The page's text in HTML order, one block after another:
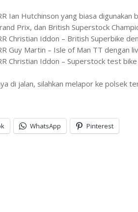
Ian Hutchinson yang biasa digunakan
Prix, dan British Superstock
Christian Iddon – British Superbike
Guy Martin – Isle of Man TT dengan
Christian Iddon – Superstock test
di jalan, silahkan melapor ke polsek
WhatsApp Pinterest